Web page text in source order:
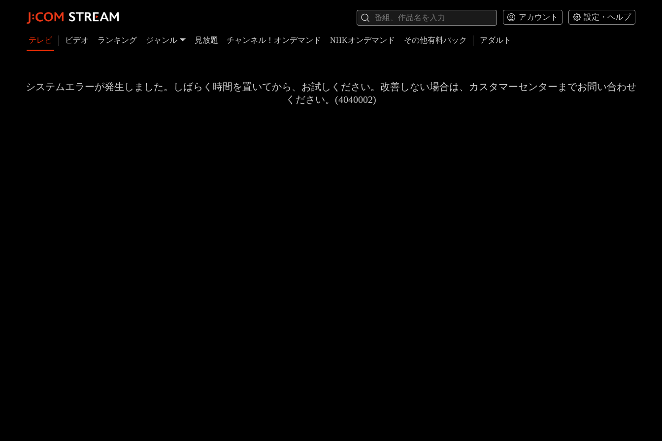
アカウント 設定・ヘルプ
テレビ ビデオ ランキング ジャンル 見放題 チャンネル！オンデマンド NHKオンデマンド その他有料パック アダルト
システムエラーが発生しました。しばらく時間を置いてから、お試しください。改善しない場合は、カスタマーセンターまでお問い合わせ
ください。(4040002)